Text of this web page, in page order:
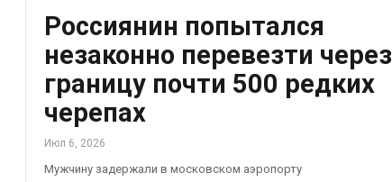
Россиянин попытался
незаконно перевезти через
границу почти 500 редких
черепах
Июл 6, 2026
Мужчину задержали в московском аэропорту